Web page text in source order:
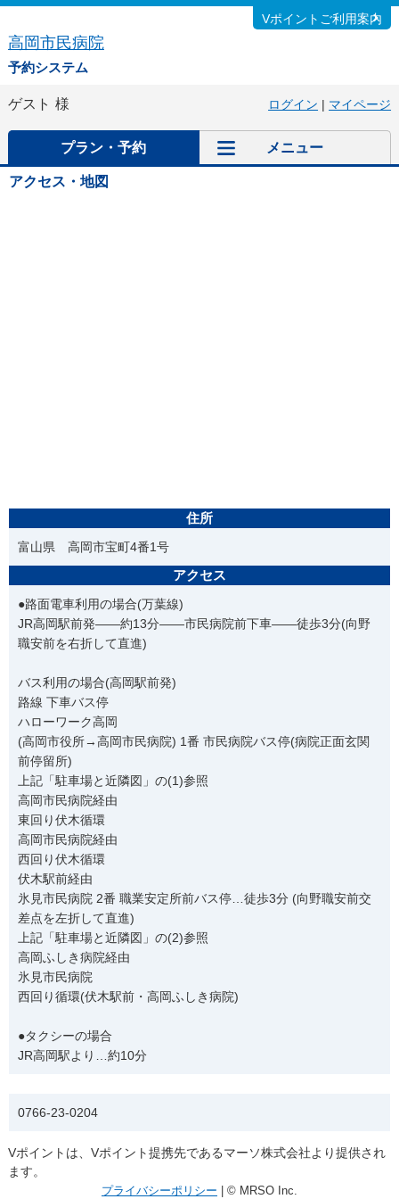
高岡市民病院
予約システム
Vポイントご利用案内
ゲスト 様 ログイン | マイページ
プラン・予約 メニュー
アクセス・地図
住所
富山県 高岡市宝町4番1号
アクセス
●路面電車利用の場合(万葉線)
JR高岡駅前発――約13分――市民病院前下車――徒歩3分(向野
職安前を右折して直進)
バス利用の場合(高岡駅前発)
路線 下車バス停
ハローワーク高岡
(高岡市役所→高岡市民病院) 1番 市民病院バス停(病院正面玄関
前停留所)
上記「駐車場と近隣図」の(1)参照
高岡市民病院経由
東回り伏木循環
高岡市民病院経由
西回り伏木循環
伏木駅前経由
氷見市民病院 2番 職業安定所前バス停…徒歩3分 (向野職安前交
差点を左折して直進)
上記「駐車場と近隣図」の(2)参照
高岡ふしき病院経由
氷見市民病院
西回り循環(伏木駅前・高岡ふしき病院)
●タクシーの場合
JR高岡駅より…約10分
0766-23-0204
Vポイントは、Vポイント提携先であるマーソ株式会社より提供され
ます。
プライバシーポリシー | © MRSO Inc.